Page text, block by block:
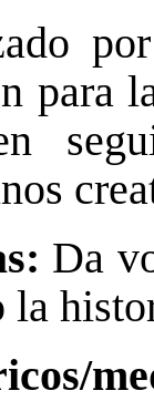
para
Da
la